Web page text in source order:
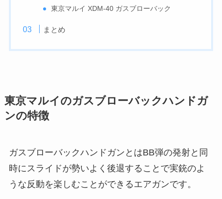
東京マルイ XDM-40 ガスブローバック
まとめ
東京マルイのガスブローバックハンドガ
ンの特徴
ガスブローバックハンドガンとはBB弾の発射と同
時にスライドが勢いよく後退することで実銃のよ
うな反動を楽しむことができるエアガンです。